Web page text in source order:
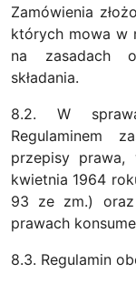
Zamówienia
których mowa w
na zasadach
składania.
8.2. W
Regulaminem
przepisy
kwietnia 1964
93 ze zm.)
prawach
8.3. Regulamin